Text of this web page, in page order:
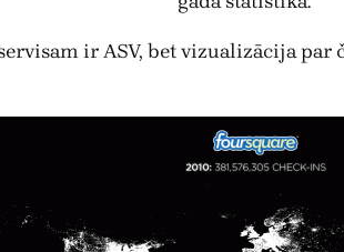
ir ASV, bet vizualizācija par